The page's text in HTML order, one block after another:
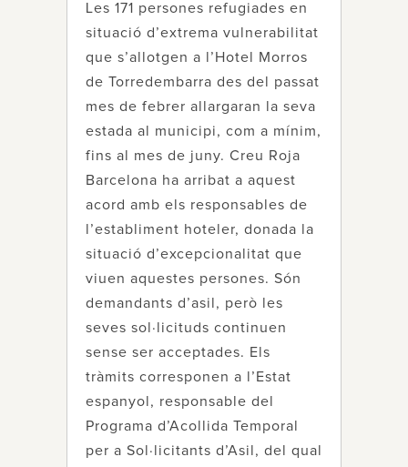
Les 171 persones refugiades en
situació d’extrema vulnerabilitat
que s’allotgen a l’Hotel Morros
de Torredembarra des del passat
mes de febrer allargaran la seva
estada al municipi, com a mínim,
fins al mes de juny. Creu Roja
Barcelona ha arribat a aquest
acord amb els responsables de
l’establiment hoteler, donada la
situació d’excepcionalitat que
viuen aquestes persones. Són
demandants d’asil, però les
seves sol·licituds continuen
sense ser acceptades. Els
tràmits corresponen a l’Estat
espanyol, responsable del
Programa d’Acollida Temporal
per a Sol·licitants d’Asil, del qual